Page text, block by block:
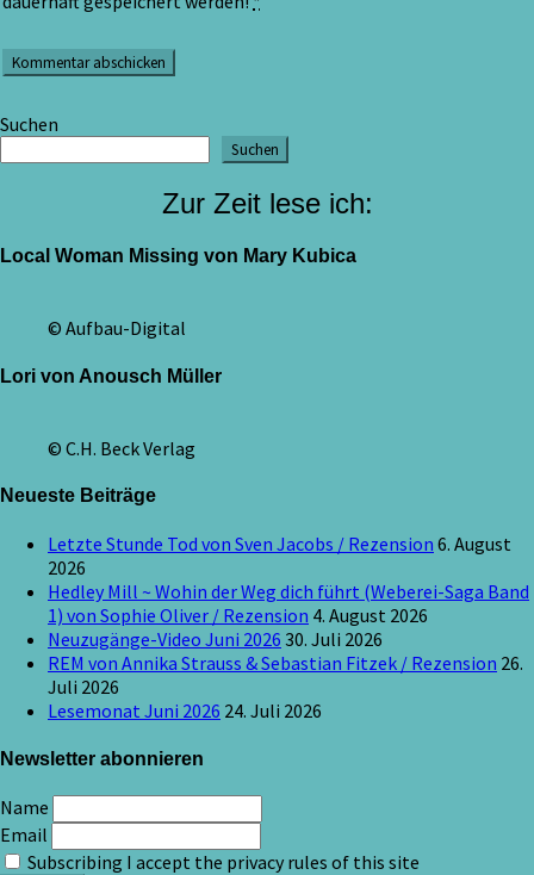
Suchen
Suchen
Zur Zeit lese ich:
Local Woman Missing von Mary Kubica
© Aufbau-Digital
Lori von Anousch Müller
© C.H. Beck Verlag
Neueste Beiträge
Letzte Stunde Tod von Sven Jacobs / Rezension 6. August
2026
Hedley Mill ~ Wohin der Weg dich führt (Weberei-Saga Band
1) von Sophie Oliver / Rezension 4. August 2026
Neuzugänge-Video Juni 2026 30. Juli 2026
REM von Annika Strauss & Sebastian Fitzek / Rezension 26.
Juli 2026
Lesemonat Juni 2026 24. Juli 2026
Newsletter abonnieren
Name
Email
Subscribing I accept the privacy rules of this site